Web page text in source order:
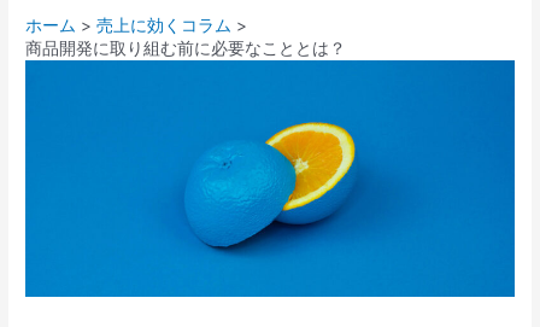
ホーム
売上に効くコラム
商品開発に取り組む前に必要なこととは？